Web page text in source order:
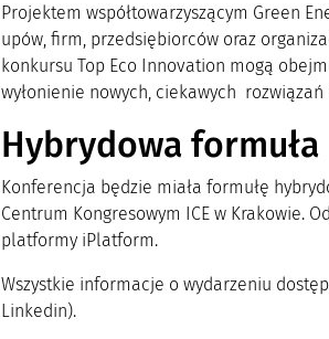
Projektem współtowarzyszącym Green
upów, firm, przedsiębiorców oraz
konkursu Top Eco Innovation mogą
wyłonienie nowych, ciekawych
Hybrydowa formuła
Konferencja będzie miała formułę
Centrum Kongresowym ICE w Krakowie.
platformy iPlatform.
Wszystkie informacje o wydarzeniu
Linkedin).